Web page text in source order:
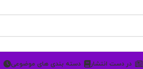
در دست انتشار دسته بندی های موضوعی